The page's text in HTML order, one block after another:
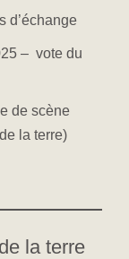
d’échange
– vote du
de scène
la terre)
la terre